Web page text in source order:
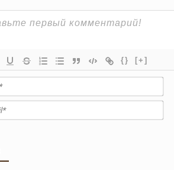
{} [+]